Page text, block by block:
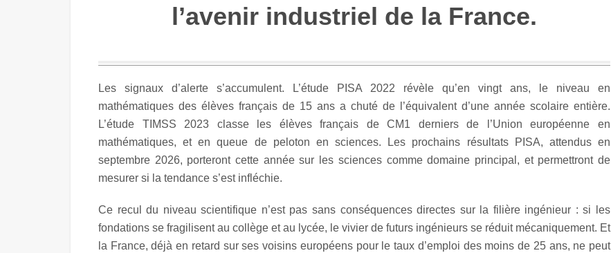
l’avenir industriel de la France.
Les signaux d’alerte s’accumulent. L’étude PISA 2022 révèle qu’en vingt ans, le niveau en
mathématiques des élèves français de 15 ans a chuté de l’équivalent d’une année scolaire entière.
L’étude TIMSS 2023 classe les élèves français de CM1 derniers de l’Union européenne en
mathématiques, et en queue de peloton en sciences. Les prochains résultats PISA, attendus en
septembre 2026, porteront cette année sur les sciences comme domaine principal, et permettront de
mesurer si la tendance s’est infléchie.
Ce recul du niveau scientifique n’est pas sans conséquences directes sur la filière ingénieur : si les
fondations se fragilisent au collège et au lycée, le vivier de futurs ingénieurs se réduit mécaniquement. Et
la France, déjà en retard sur ses voisins européens pour le taux d’emploi des moins de 25 ans, ne peut